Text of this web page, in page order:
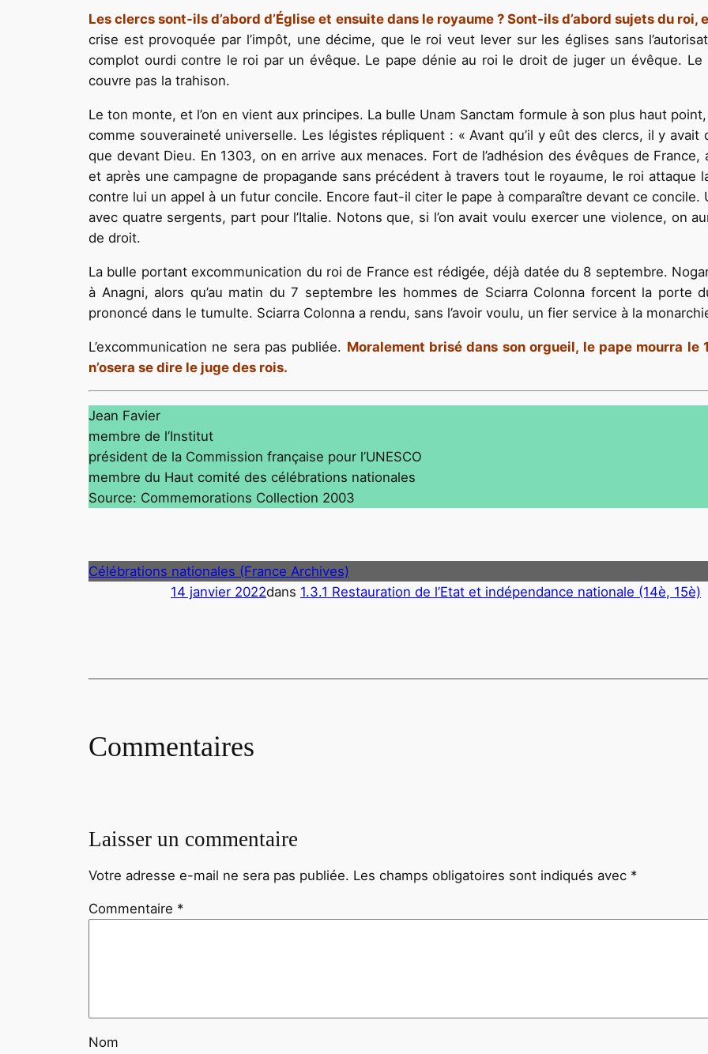
Les clercs sont-ils d’abord d’Église et ensuite dans le royaume ? Sont-ils d’abord sujets du roi,
crise est provoquée par l’impôt, une décime, que le roi veut lever sur les églises sans
complot ourdi contre le roi par un évêque. Le pape dénie au roi le droit de juger un évêque.
couvre pas la trahison.
Le ton monte, et l’on en vient aux principes. La bulle Unam Sanctam formule à son plus haut
comme souveraineté universelle. Les légistes répliquent : « Avant qu’il y eût des clercs, il y avait
que devant Dieu. En 1303, on en arrive aux menaces. Fort de l’adhésion des évêques de
et après une campagne de propagande sans précédent à travers tout le royaume, le roi attaque
contre lui un appel à un futur concile. Encore faut-il citer le pape à comparaître devant ce
avec quatre sergents, part pour l’Italie. Notons que, si l’on avait voulu exercer une violence, on
de droit.
La bulle portant excommunication du roi de France est rédigée, déjà datée du 8 septembre.
à Anagni, alors qu’au matin du 7 septembre les hommes de Sciarra Colonna forcent la porte
prononcé dans le tumulte. Sciarra Colonna a rendu, sans l’avoir voulu, un fier service à la
L’excommunication ne sera pas publiée. Moralement brisé dans son orgueil, le pape mourra le
n’osera se dire le juge des rois.
Jean Favier
membre de l’Institut
président de la Commission française pour l’UNESCO
membre du Haut comité des célébrations nationales
Source: Commemorations Collection 2003
Célébrations nationales (France Archives)
14 janvier 2022dans 1.3.1 Restauration de l’Etat et indépendance nationale (14è, 15è)
Commentaires
Laisser un commentaire
Votre adresse e-mail ne sera pas publiée. Les champs obligatoires sont indiqués avec *
Commentaire *
Nom